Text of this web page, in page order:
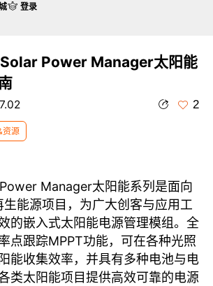
Solar Power Manager太阳能
2
资源
Manager太阳能系列是面向
能源项目，为广大创客与应用工
的嵌入式太阳能电源管理模组。全
点跟踪MPPT功能，可在各种光照
能收集效率，并具有多种电池与电
类太阳能项目提供高效可靠的电源
登录